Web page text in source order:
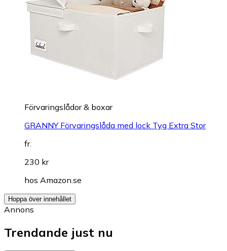
Förvaringslådor & boxar
GRANNY Förvaringslåda med lock Tyg Extra Stor
fr.
230 kr
hos Amazon.se
Hoppa över innehållet
Annons
Trendande just nu